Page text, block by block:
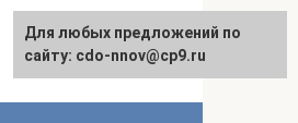
Для любых предложений по
сайту: cdo-nnov@cp9.ru